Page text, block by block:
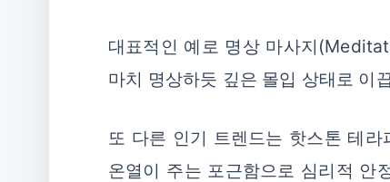
대표적인 예로 명상 마사지
마치 명상하듯 깊은 몰입 상태로 이
또 다른 인기 트렌드는 핫스톤 테
온열이 주는 포근함으로 심리적 안